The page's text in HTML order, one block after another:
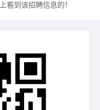
看到该招聘信息的！